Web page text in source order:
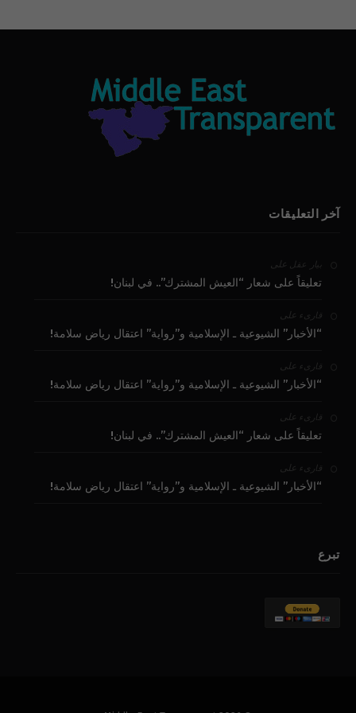
آخر التعليقات
بيار عقل على
تعليقاً على شعار “العيش المشترك”.. في لبنان!
قارىء على
“الأخبار” الشيوعية ـ الإسلامية و”رواية” اعتقال رياض سلامة!
قارىء على
“الأخبار” الشيوعية ـ الإسلامية و”رواية” اعتقال رياض سلامة!
قارىء على
تعليقاً على شعار “العيش المشترك”.. في لبنان!
قارىء على
“الأخبار” الشيوعية ـ الإسلامية و”رواية” اعتقال رياض سلامة!
تبرع